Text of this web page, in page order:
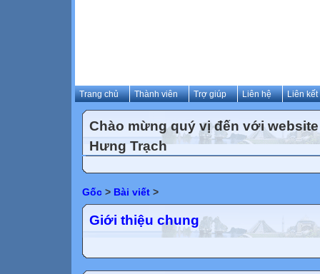
Trang chủ Thành viên Trợ giúp Liên hệ Liên kết
Chào mừng quý vị đến với
Hưng Trạch
Gốc > Bài viết >
Giới thiệu chung